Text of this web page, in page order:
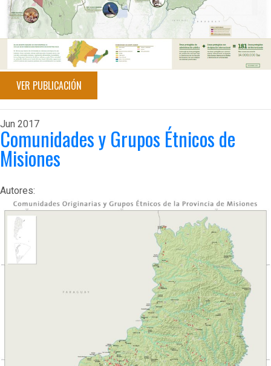
VER PUBLICACIÓN
Jun 2017
Comunidades y Grupos Étnicos de
Misiones
Autores: